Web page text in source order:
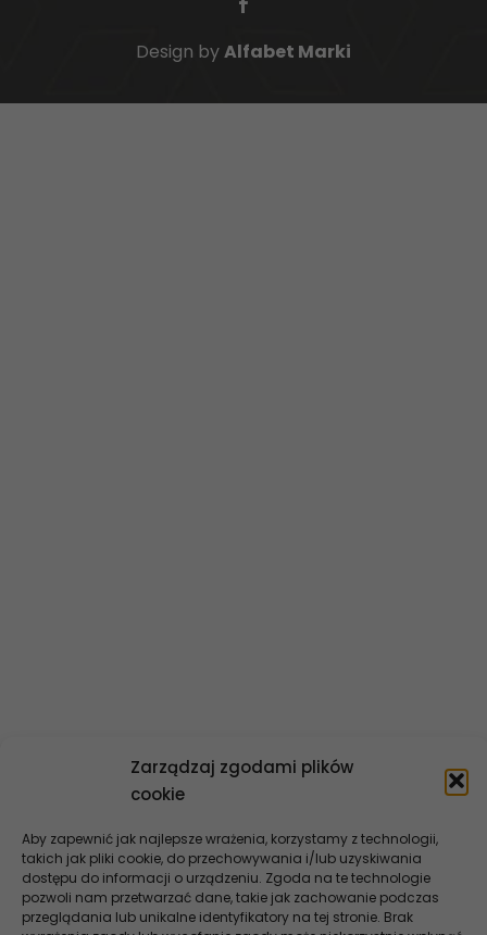
Zarządzaj zgodami plików
cookie
Aby zapewnić jak najlepsze wrażenia, korzystamy z technologii,
takich jak pliki cookie, do przechowywania i/lub uzyskiwania
dostępu do informacji o urządzeniu. Zgoda na te technologie
pozwoli nam przetwarzać dane, takie jak zachowanie podczas
przeglądania lub unikalne identyfikatory na tej stronie. Brak
Design byAlfabet Marki